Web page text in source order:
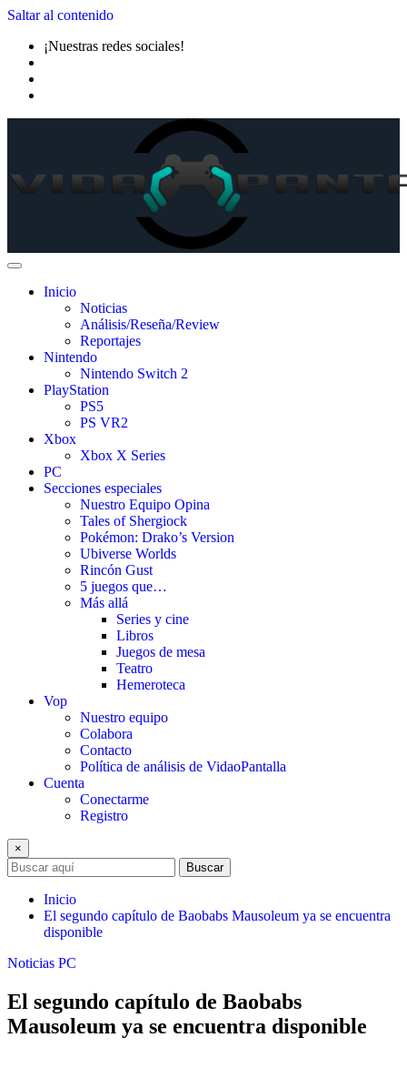
Saltar al contenido
¡Nuestras redes sociales!
Inicio
Noticias
Análisis/Reseña/Review
Reportajes
Nintendo
Nintendo Switch 2
PlayStation
PS5
PS VR2
Xbox
Xbox X Series
PC
Secciones especiales
Nuestro Equipo Opina
Tales of Shergiock
Pokémon: Drako’s Version
Ubiverse Worlds
Rincón Gust
5 juegos que…
Más allá
Series y cine
Libros
Juegos de mesa
Teatro
Hemeroteca
Vop
Nuestro equipo
Colabora
Contacto
Política de análisis de VidaoPantalla
Cuenta
Conectarme
Registro
×
Buscar
Inicio
El segundo capítulo de Baobabs Mausoleum ya se encuentra
disponible
Noticias PC
El segundo capítulo de Baobabs
Mausoleum ya se encuentra disponible